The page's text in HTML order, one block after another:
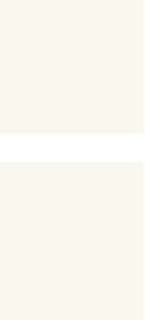
de
a través